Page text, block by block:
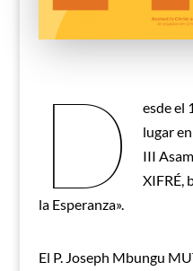
D
esde el
lugar
III
XIFRÉ,
la Esperanza».
El P. Joseph Mbungu